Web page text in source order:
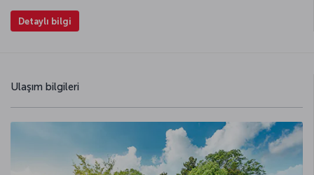
Detaylı bilgi
Ulaşım bilgileri